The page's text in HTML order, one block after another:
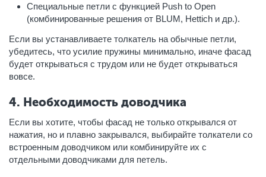
Специальные петли с функцией Push to Open
(комбинированные решения от BLUM, Hettich и др.).
Если вы устанавливаете толкатель на обычные петли,
убедитесь, что усилие пружины минимально, иначе фасад
будет открываться с трудом или не будет открываться
вовсе.
4. Необходимость доводчика
Если вы хотите, чтобы фасад не только открывался от
нажатия, но и плавно закрывался, выбирайте толкатели со
встроенным доводчиком или комбинируйте их с
отдельными доводчиками для петель.